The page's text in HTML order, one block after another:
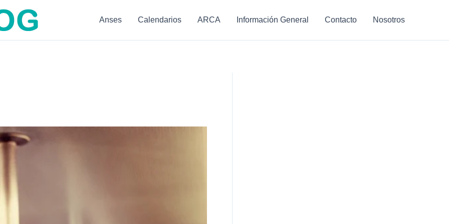
Anses Calendarios ARCA Información General Contacto Nosotros